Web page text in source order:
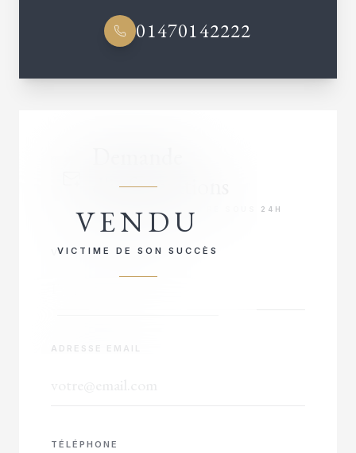
01470142222
VENDU
VICTIME DE SON SUCCÈS
d'informations
RÉPONSE PRIORITAIRE SOUS 24H
VOTRE NOM COMPLET
ADRESSE EMAIL
TÉLÉPHONE